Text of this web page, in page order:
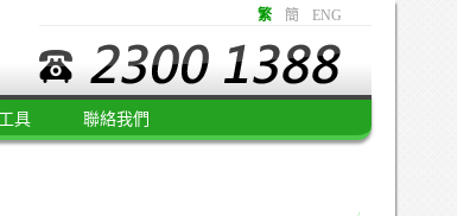
繁 簡 ENG
具 聯絡我們